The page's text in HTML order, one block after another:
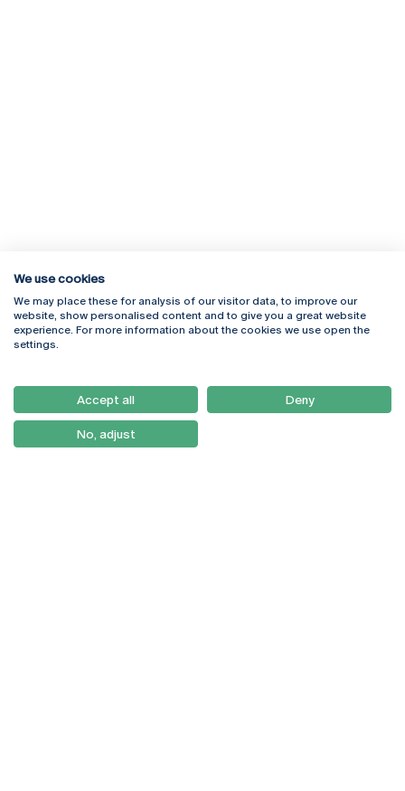
Rua Diogo Botelho 1327
4169-005 Porto
+351 226 196 240
Campus Online
Webmail
Como Chegar
Newsletter
We use cookies
We may place these for analysis of our visitor data, to improve our
website, show personalised content and to give you a great website
experience. For more information about the cookies we use open the
settings.
Accept all Deny
No, adjust